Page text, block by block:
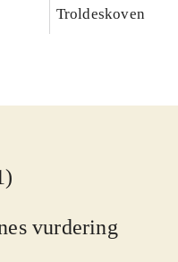
Troldeskoven
vurdering